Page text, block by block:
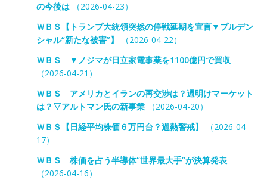
の今後は（2026-04-23）
ＷＢＳ【トランプ大統領突然の停戦延期を宣言▼プルデン
シャル“新たな被害”】
（2026-04-22）
ＷＢＳ ▼ノジマが日立家電事業を1100億円で買収
（2026-04-21）
ＷＢＳ アメリカとイランの再交渉は？週明けマーケット
は？▽アルトマン氏の新事業（2026-04-20）
ＷＢＳ【日経平均株価６万円台？過熱警戒】
（2026-04-
17）
ＷＢＳ 株価を占う半導体“世界最大手”が決算発表
（2026-04-16）